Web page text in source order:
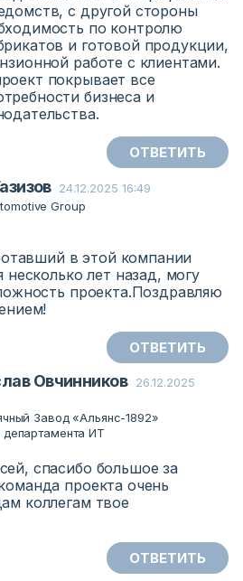
с другой стороны
по контролю
и готовой продукции,
работе с клиентами.
покрывает все
бизнеса и
ОТВЕТИТЬ
24.12.2025 16:49
Group
в этой компании
лет назад, могу
проекта.Поздравляю
ОТВЕТИТЬ
Овчинников
26.12.2025
Завод «Альянс-1892»
ИТ
спасибо большое за
проекта очень
коллегам твое
ОТВЕТИТЬ